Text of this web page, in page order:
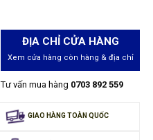
ĐỊA CHỈ CỬA HÀNG
Xem cửa hàng còn hàng & địa chỉ
Tư vấn mua hàng 0703 892 559
GIAO HÀNG TOÀN QUỐC